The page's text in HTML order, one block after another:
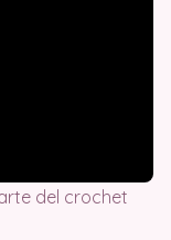
del crochet